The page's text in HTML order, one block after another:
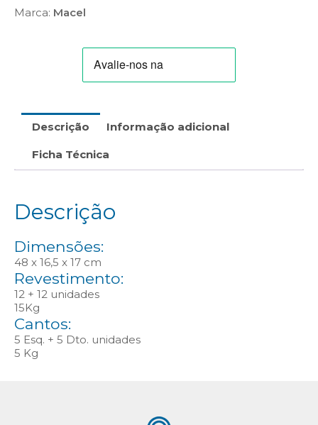
MON/CMON)
Marca: Macel
Descrição Informação adicional
Ficha Técnica
Descrição
Dimensões:
48 x 16,5 x 17 cm
Revestimento:
12 + 12 unidades
15Kg
Cantos:
5 Esq. + 5 Dto. unidades
5 Kg